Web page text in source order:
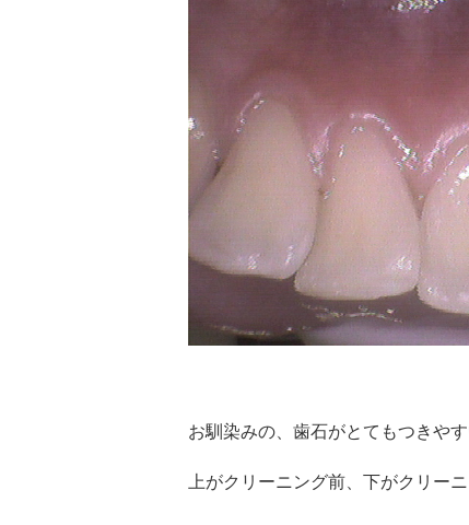
お馴染みの、歯石がとてもつきや
上がクリーニング前、下がクリーニ